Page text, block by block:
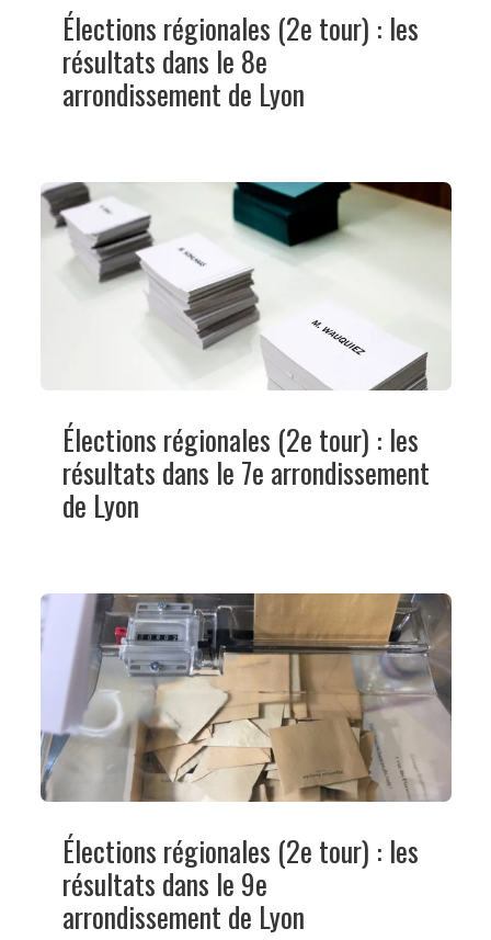
Élections régionales (2e tour) : les
résultats dans le 8e
arrondissement de Lyon
Élections régionales (2e tour) : les
résultats dans le 7e arrondissement
de Lyon
Élections régionales (2e tour) : les
résultats dans le 9e
arrondissement de Lyon